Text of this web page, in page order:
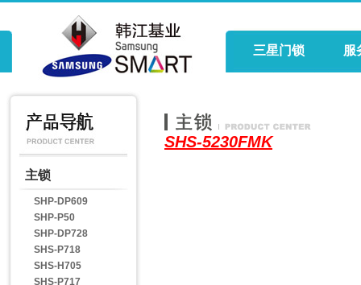
三星门锁 服
主锁
SHP-DP609
SHP-P50
SHP-DP728
SHS-P718
SHS-H705
SHS-P717
SHS-5230FMK